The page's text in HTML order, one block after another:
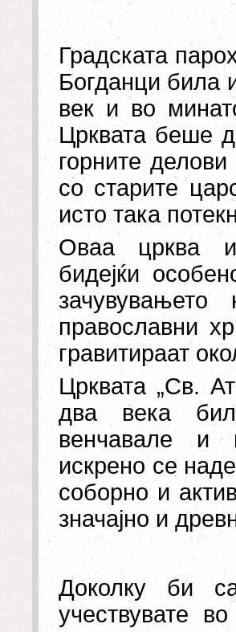
Градската
Богданци била
век и во
Црквата беше
горните
со старите
исто така
Оваа црква
бидејќи
зачувувањето
православни
гравитираат
Црквата „Св.
два века
венчавале и
искрено се
соборно и
значајно и
Доколку би
учествувате